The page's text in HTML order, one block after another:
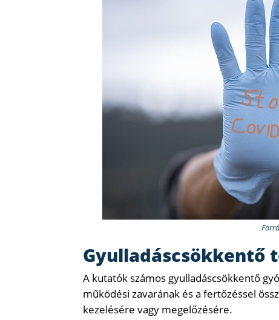
Gyulladáscsökkentő
A kutatók számos gyulladáscsökkentő
működési zavarának és a fertőzéssel
kezelésére vagy megelőzésére.